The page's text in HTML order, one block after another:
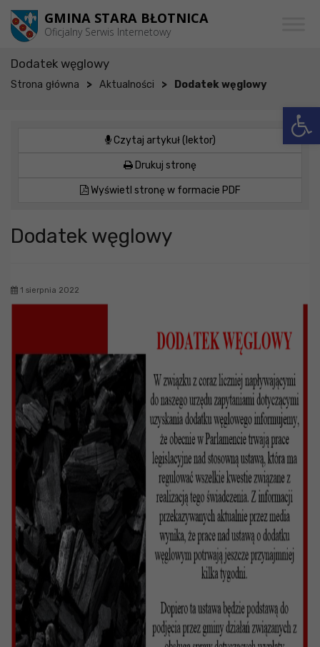
Przejdź do menu
Przejdź do głównej treści strony
Przejdź do stopki strony GMINA STARA BŁOTNICA
Oficjalny Serwis Internetowy
Dodatek węglowy
Strona główna > Aktualności > Dodatek węglowy
Czytaj artykuł (lektor)
Drukuj stronę
Wyświetl stronę w formacie PDF
Dodatek węglowy
1 sierpnia 2022